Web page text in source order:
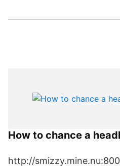
How to chance a
http://